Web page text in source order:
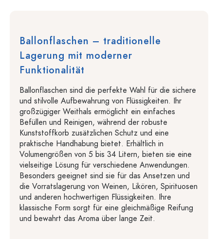
Ballonflaschen – traditionelle
Lagerung mit moderner
Funktionalität
Ballonflaschen sind die perfekte Wahl für die sichere
und stilvolle Aufbewahrung von Flüssigkeiten. Ihr
großzügiger Weithals ermöglicht ein einfaches
Befüllen und Reinigen, während der robuste
Kunststoffkorb zusätzlichen Schutz und eine
praktische Handhabung bietet. Erhältlich in
Volumengrößen von 5 bis 34 Litern, bieten sie eine
vielseitige Lösung für verschiedene Anwendungen.
Besonders geeignet sind sie für das Ansetzen und
die Vorratslagerung von Weinen, Likören, Spirituosen
und anderen hochwertigen Flüssigkeiten. Ihre
klassische Form sorgt für eine gleichmäßige Reifung
und bewahrt das Aroma über lange Zeit.